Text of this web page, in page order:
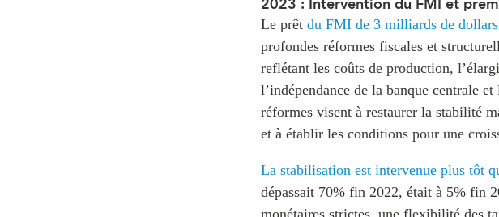
2023 : Intervention du FMI et
Le prêt du FMI de 3 milliards de
profondes réformes fiscales et
reflétant les coûts de production,
l’indépendance de la banque centrale
réformes visent à restaurer la stabilité
et à établir les conditions pour une
La stabilisation est intervenue plus tôt
dépassait 70% fin 2022, était à 5% fin